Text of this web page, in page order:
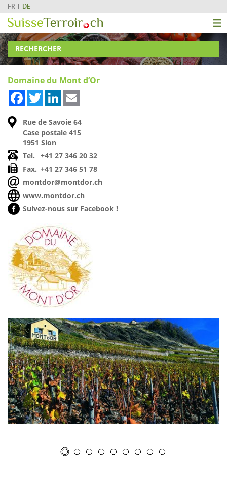
FR DE
RECHERCHER
Domaine du Mont d’Or
FacebookTwitterLinkedIn
Rue de Savoie 64
Case postale 415
1951 Sion
Tel.
+41 27 346 20 32
Fax. +41 27 346 51 78
montdor@montdor.ch
www.montdor.ch
Suivez-nous sur Facebook !